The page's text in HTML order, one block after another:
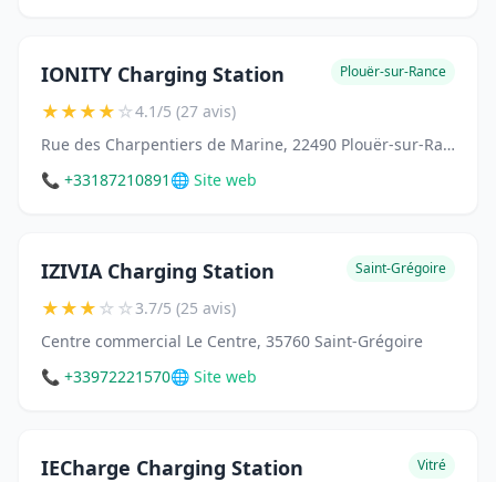
IONITY Charging Station Plouër-sur-Rance
★★★★☆4.1/5 (27 avis)
Rue des Charpentiers de Marine, 22490 Plouër-sur-Rance
📞 +33187210891 🌐 Site web
IZIVIA Charging Station Saint-Grégoire
★★★☆☆3.7/5 (25 avis)
Centre commercial Le Centre, 35760 Saint-Grégoire
📞 +33972221570🌐 Site web
IECharge Charging Station Vitré